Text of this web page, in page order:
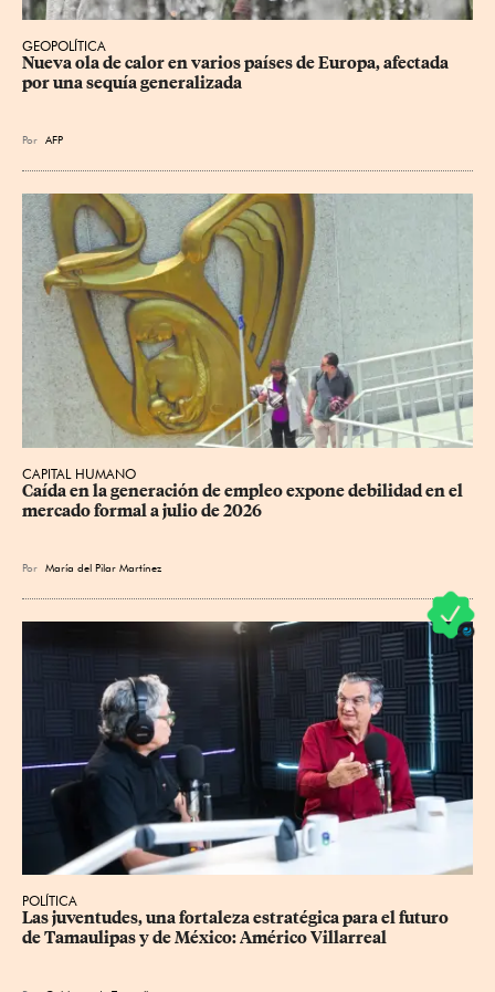
GEOPOLÍTICA
Nueva ola de calor en varios países de Europa, afectada
por una sequía generalizada
Por AFP
CAPITAL HUMANO
Caída en la generación de empleo expone debilidad en el
mercado formal a julio de 2026
Por María del Pilar Martínez
POLÍTICA
Las juventudes, una fortaleza estratégica para el futuro
de Tamaulipas y de México: Américo Villarreal